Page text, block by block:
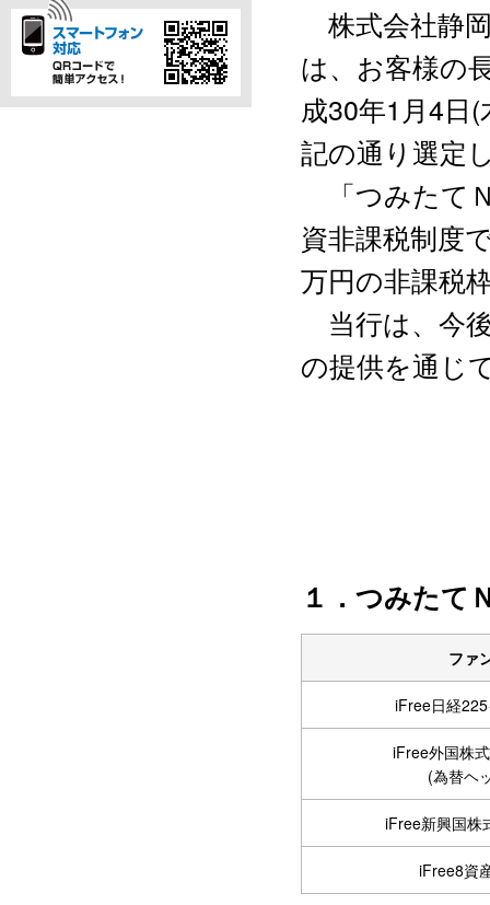
株式会社静
は、お客様の
成30年1月4日
記の通り選定
「つみたて
資非課税制度
万円の非課税
当行は、今
の提供を通じ
１．つみたて
ファ
iFree日経
iFree外国株
(為替ヘ
iFree新興国株
iFree8資